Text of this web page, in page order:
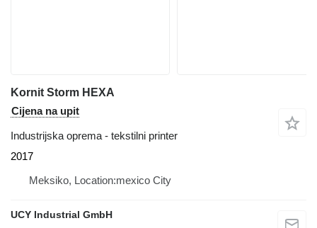
Kornit Storm HEXA
Cijena na upit
Industrijska oprema - tekstilni printer
2017
Meksiko, Location:mexico City
UCY Industrial GmbH